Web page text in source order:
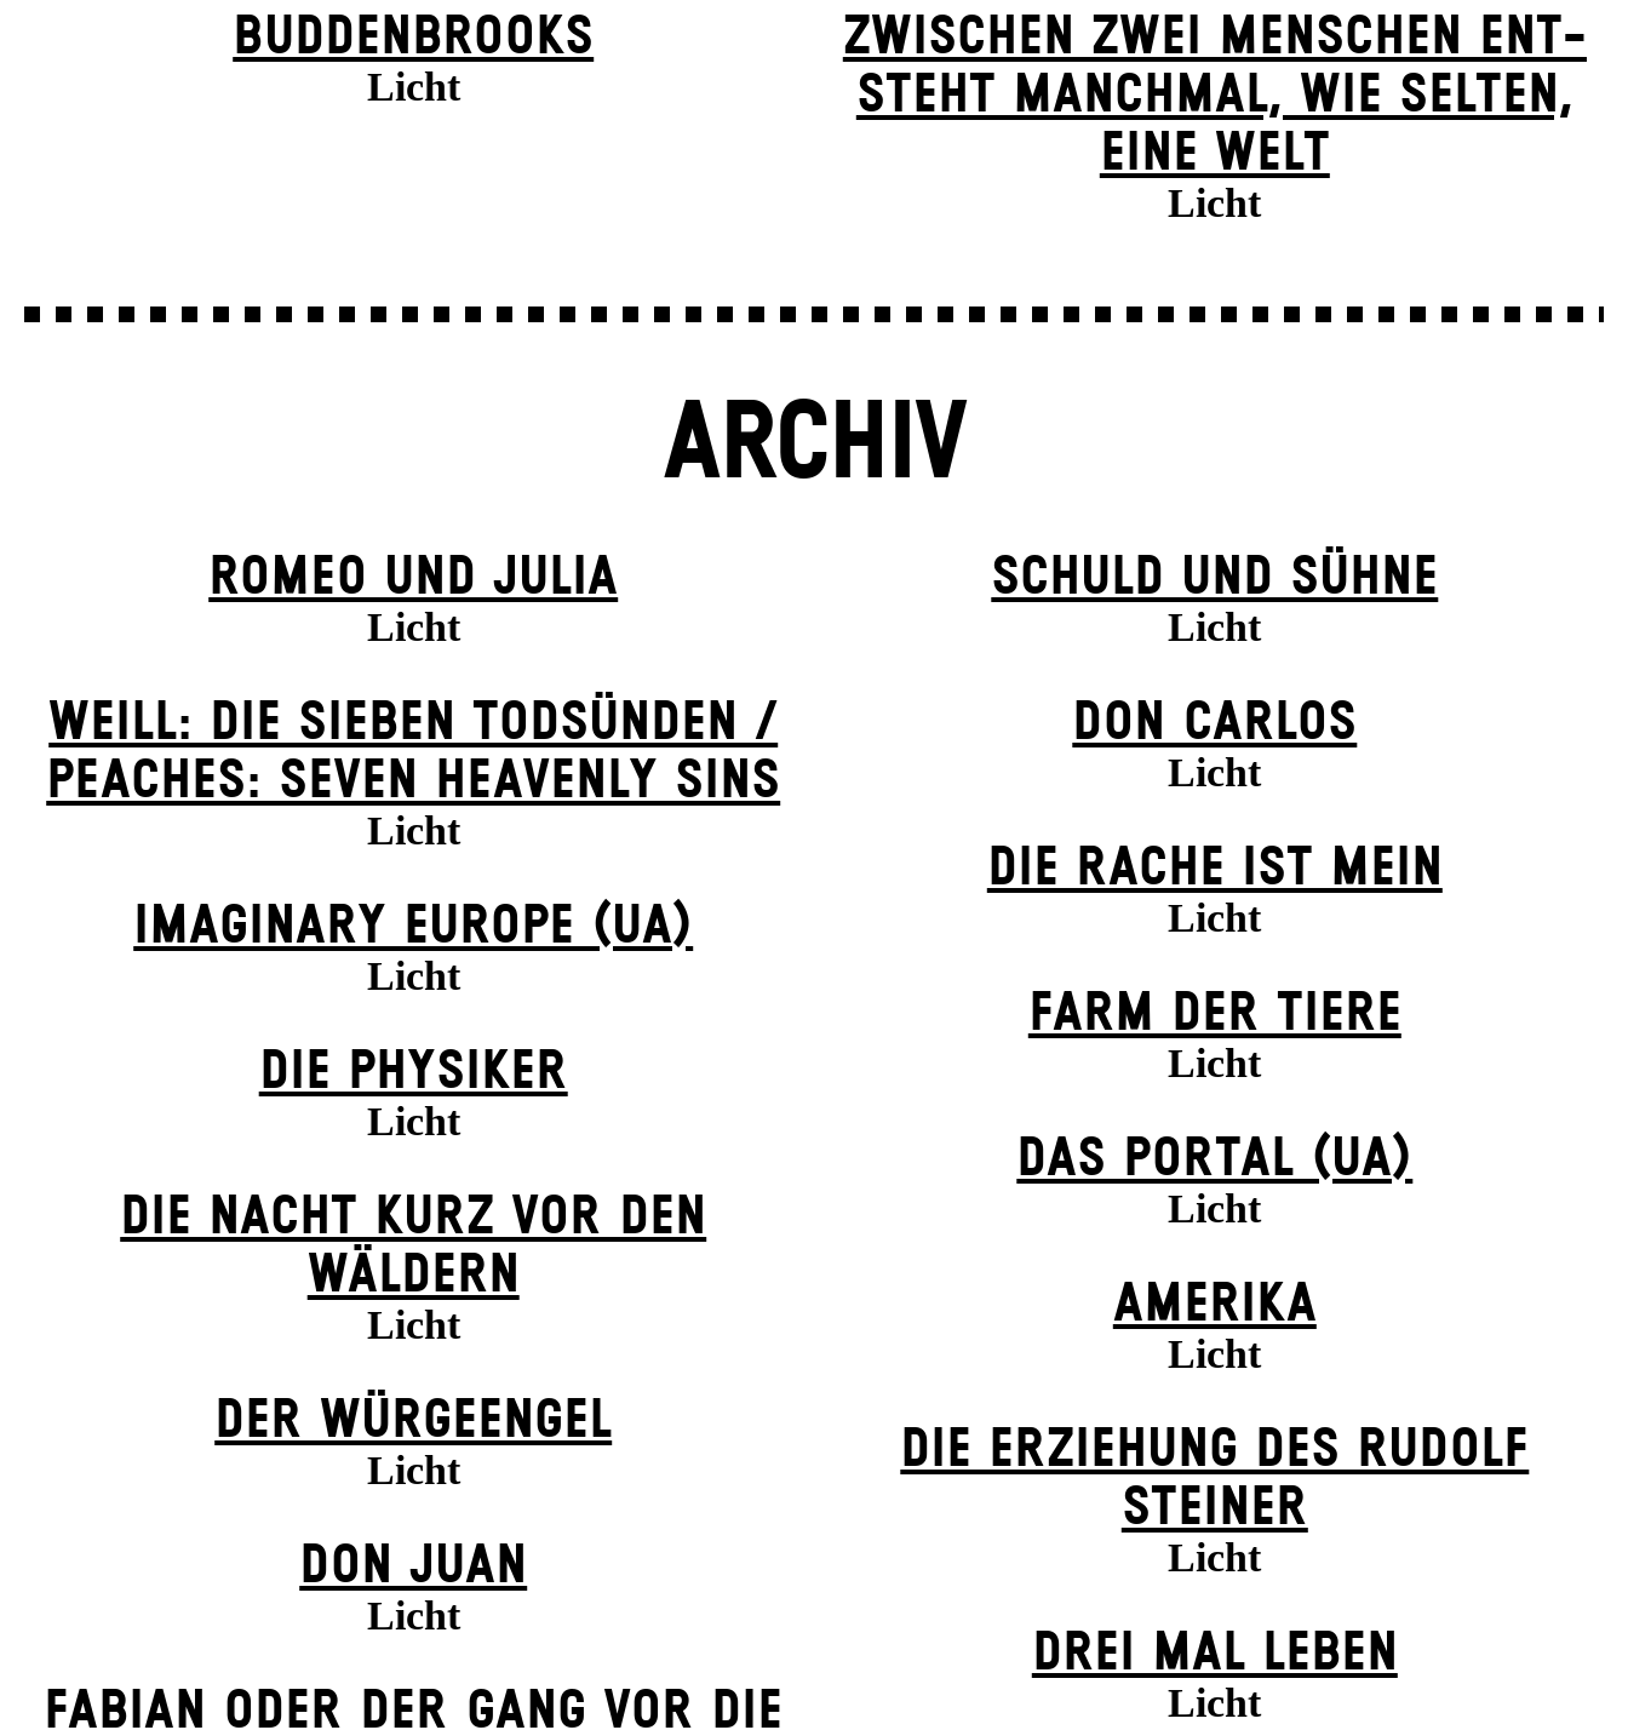
BUDDENBROOKS
Licht
ZWISCHEN ZWEI MENSCHEN ENT­
STEHT MANCH­MAL, WIE SELTEN,
EINE WELT
Licht
ARCHIV
ROMEO UND JULIA
Licht
WEILL: DIE SIEBEN TODSÜNDEN /
PEACHES: SEVEN HEAVENLY SINS
Licht
IMAGINARY EUROPE (UA)
Licht
DIE PHYSIKER
Licht
DIE NACHT KURZ VOR DEN
WÄLDERN
Licht
DER WÜR­GE­ENG­EL
Licht
DON JUAN
Licht
FABIAN ODER DER GANG VOR DIE
SCHULD UND SÜHNE
Licht
DON CARLOS
Licht
DIE RACHE IST MEIN
Licht
FARM DER TIERE
Licht
DAS POR­TAL (UA)
Licht
AMERIKA
Licht
DIE ERZIEHUNG DES RUDOLF
STEINER
Licht
DREI MAL LEBEN
Licht